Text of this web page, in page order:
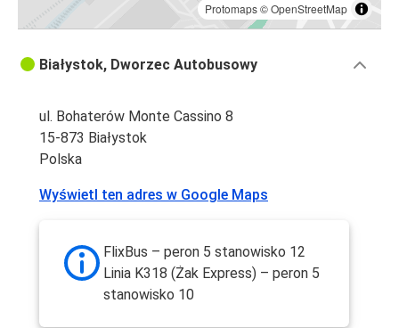
Protomaps©OpenStreetMap
Białystok, Dworzec Autobusowy
ul. Bohaterów Monte Cassino 8
15-873 Białystok
Polska
Wyświetl ten adres w Google Maps
FlixBus – peron 5 stanowisko 12
Linia K318 (Żak Express) – peron 5
stanowisko 10